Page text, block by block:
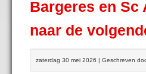
Bargeres en Sc
naar de
zaterdag 30 mei 2026 | Geschreven